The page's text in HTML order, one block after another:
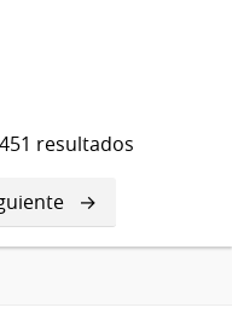
resultados